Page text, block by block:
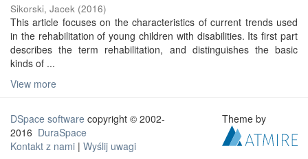
Sikorski, Jacek (2016)
This article focuses on the characteristics of current trends used
in the rehabilitation of young children with disabilities. Its first part
describes the term rehabilitation, and distinguishes the basic
kinds of ...
View more
DSpace software copyright © 2002-
2016 DuraSpace
Kontakt z nami | Wyślij uwagi
Theme by